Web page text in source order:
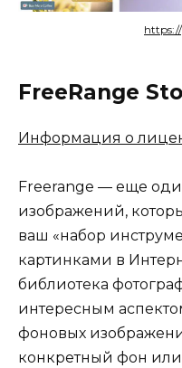
FreeRange
Информация о
Freerange — еще
изображений,
ваш «набор
картинками в
библиотека
интересным
фоновых
конкретный фон или